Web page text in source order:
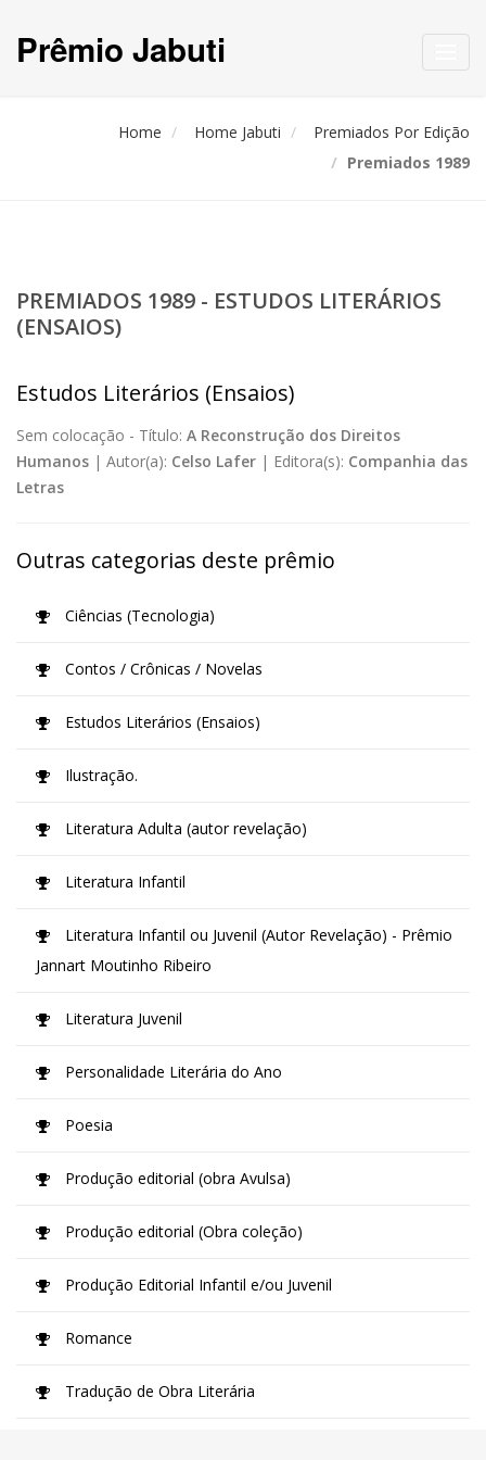
Prêmio Jabuti
Home Home Jabuti
Premiados Por Edição
Premiados 1989
PREMIADOS 1989 - ESTUDOS LITERÁRIOS
(ENSAIOS)
Estudos Literários (Ensaios)
Sem colocação - Título: A Reconstrução dos Direitos
Humanos | Autor(a): Celso Lafer | Editora(s): Companhia das
Letras
Outras categorias deste prêmio
Ciências (Tecnologia)
Contos / Crônicas / Novelas
Estudos Literários (Ensaios)
Ilustração.
Literatura Adulta (autor revelação)
Literatura Infantil
Literatura Infantil ou Juvenil (Autor Revelação) - Prêmio
Jannart Moutinho Ribeiro
Literatura Juvenil
Personalidade Literária do Ano
Poesia
Produção editorial (obra Avulsa)
Produção editorial (Obra coleção)
Produção Editorial Infantil e/ou Juvenil
Romance
Tradução de Obra Literária